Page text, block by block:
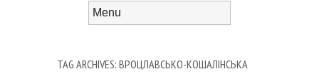
TAG ARCHIVES: ВРОЦЛАВСЬКО-КОШАЛІНСЬКА